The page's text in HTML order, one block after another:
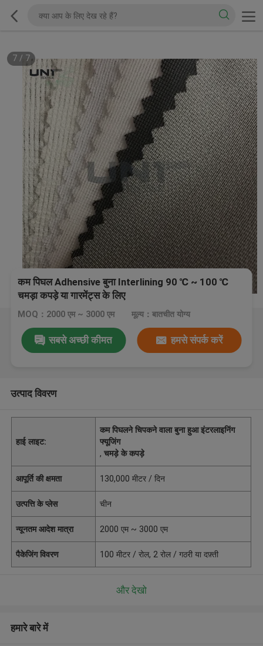
7/ 7
कम पिघल Adhensive बुना Interlining 90 ℃ ~ 100 ℃
चमड़ा कपड़े या गारमेंट्स के लिए
MOQ：2000 एम ~ 3000 एम मूल्य：बातचीत योग्य
सबसे अच्छी कीमत हमसे संपर्क करें
उत्पाद विवरण
हाई लाइट:
कम पिघलने चिपकने वाला बुना हुआ इंटरलाइनिंग
फ्यूजिंग
,चमड़े के कपड़े
आपूर्ति की क्षमता 130,000 मीटर / दिन
उत्पत्ति के प्लेस चीन
न्यूनतम आदेश मात्रा 2000 एम ~ 3000 एम
पैकेजिंग विवरण 100 मीटर / रोल, 2 रोल / गठरी या दफ़्ती
और देखो
हमारे बारे में